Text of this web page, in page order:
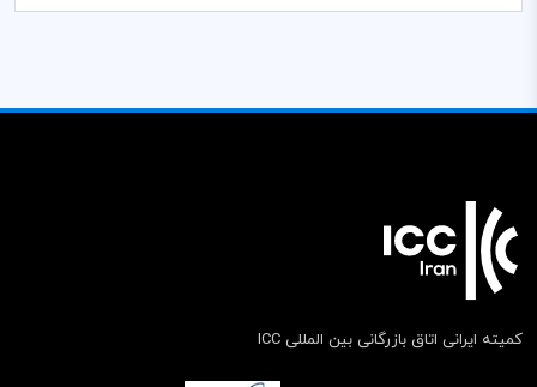
کمیته ایرانی اتاق بازرگانی بین المللی ICC